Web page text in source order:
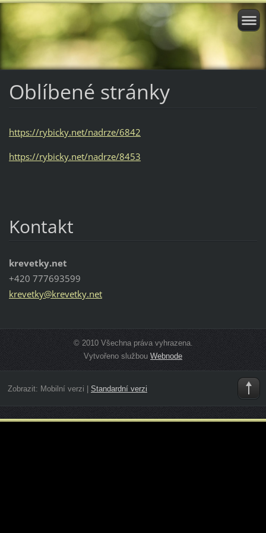
Oblíbené stránky
https://rybicky.net/nadrze/6842
https://rybicky.net/nadrze/8453
Kontakt
krevetky.net
+420 777693599
krevetky@krevetky.net
© 2010 Všechna práva vyhrazena.
Vytvořeno službou Webnode
Zobrazit: Mobilní verzi Standardní verzi